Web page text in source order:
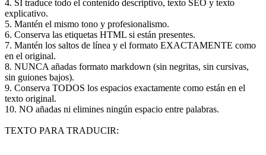
4. SÍ traduce todo el contenido descriptivo, texto SEO y texto
explicativo.
5. Mantén el mismo tono y profesionalismo.
6. Conserva las etiquetas HTML si están presentes.
7. Mantén los saltos de línea y el formato EXACTAMENTE como
en el original.
8. NUNCA añadas formato markdown (sin negritas, sin cursivas,
sin guiones bajos).
9. Conserva TODOS los espacios exactamente como están en el
texto original.
10. NO añadas ni elimines ningún espacio entre palabras.
TEXTO PARA TRADUCIR: